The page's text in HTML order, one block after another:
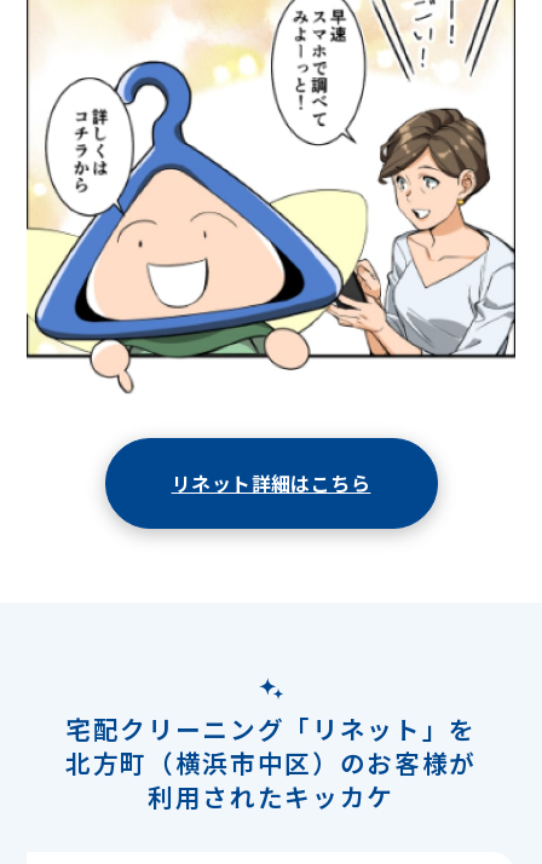
リネット詳細はこちら
宅配クリーニング「リネット」を
北方町（横浜市中区）のお客様が
利用されたキッカケ